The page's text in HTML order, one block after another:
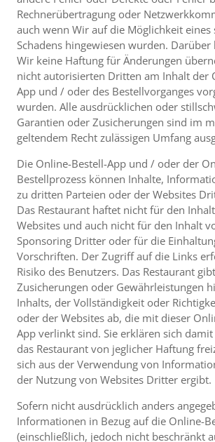
Rechnerübertragung oder
auch wenn Wir auf die Möglichkeit eines
Schadens hingewiesen wurden.
Wir keine Haftung für Änderungen
nicht autorisierten Dritten am Inhalt der
App und / oder des Bestellvorganges
wurden. Alle ausdrücklichen oder
Garantien oder Zusicherungen sind im
geltendem Recht zulässigen Umfang
Die Online-Bestell-App und / oder der
Bestellprozess können Inhalte,
zu dritten Parteien oder der Websites
Das Restaurant haftet nicht für den
Websites und auch nicht für den Inhalt
Sponsoring Dritter oder für die
Vorschriften. Der Zugriff auf die Links
Risiko des Benutzers. Das Restaurant
Zusicherungen oder Gewährleistungen
Inhalts, der Vollständigkeit oder
oder der Websites ab, die mit dieser
App verlinkt sind. Sie erklären sich
das Restaurant von jeglicher Haftung
sich aus der Verwendung von
der Nutzung von Websites Dritter ergibt.
Sofern nicht ausdrücklich anders
Informationen in Bezug auf die Online-
(einschließlich, jedoch nicht beschränkt